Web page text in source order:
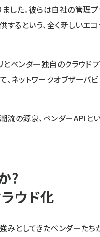
した。彼らは自社の管理
するという、全く新しいエ
とベンダー独自のクラウド
ネットワークオブザーバ
流の源泉、ベンダーAPIと
?
ウド化
みとしてきたベンダーたち